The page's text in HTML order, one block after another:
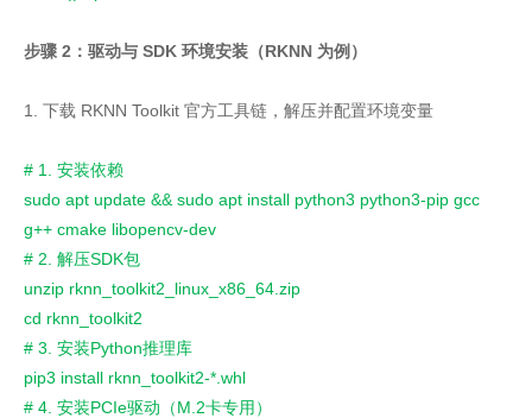
步骤 2：驱动与 SDK 环境安装（RKNN 为例）
1. 下载 RKNN Toolkit 官方工具链，解压并配置环境变量
# 1. 安装依赖
sudo apt update && sudo apt install python3 python3-pip gcc
g++ cmake libopencv-dev
# 2. 解压SDK包
unzip rknn_toolkit2_linux_x86_64.zip
cd rknn_toolkit2
# 3. 安装Python推理库
pip3 install rknn_toolkit2-*.whl
# 4. 安装PCIe驱动（M.2卡专用）